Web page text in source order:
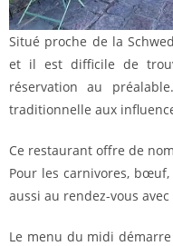
Situé proche de la
et il est difficile de
réservation au
traditionnelle aux
Ce restaurant offre de
Pour les carnivores,
aussi au rendez-vous
Le menu du midi